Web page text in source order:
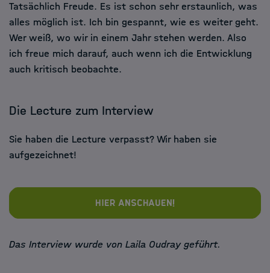
Tatsächlich Freude. Es ist schon sehr erstaunlich, was
alles möglich ist. Ich bin gespannt, wie es weiter geht.
Wer weiß, wo wir in einem Jahr stehen werden. Also
ich freue mich darauf, auch wenn ich die Entwicklung
auch kritisch beobachte.
Die Lecture zum Interview
Sie haben die Lecture verpasst? Wir haben sie
aufgezeichnet!
Hier anschauen!
Das Interview wurde von Laila Oudray geführt.